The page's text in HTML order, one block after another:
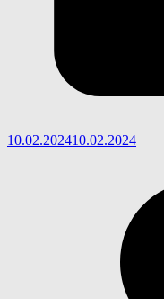
10.02.202410.02.2024